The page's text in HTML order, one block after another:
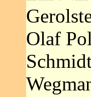
Olaf